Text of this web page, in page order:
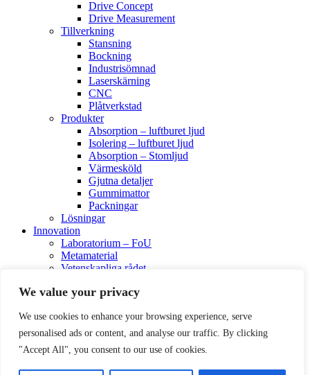
We value your privacy
We use cookies to enhance your browsing experience, serve
personalised ads or content, and analyse our traffic. By clicking
"Accept All", you consent to our use of cookies.
Drive Concept
Drive Measurement
Tillverkning
Stansning
Bockning
Industrisömnad
Laserskärning
CNC
Plåtverkstad
Produkter
Absorption – luftburet ljud
Isolering – luftburet ljud
Absorption – Stomljud
Värmesköld
Gjutna detaljer
Gummimattor
Packningar
Lösningar
Innovation
Laboratorium – FoU
Metamaterial
Vetenskapliga rådet
Certifikat
Beställning
Teknisk rådgivning
Linkedin